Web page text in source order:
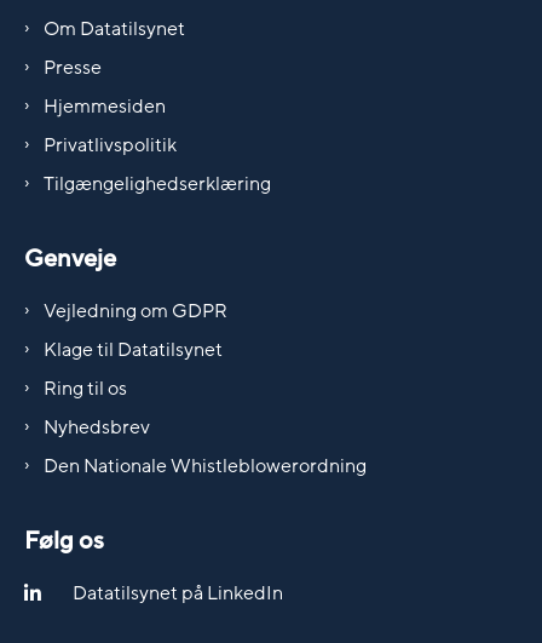
Om Datatilsynet
Presse
Hjemmesiden
Privatlivspolitik
Tilgængelighedserklæring
Genveje
Vejledning om GDPR
Klage til Datatilsynet
Ring til os
Nyhedsbrev
Den Nationale Whistleblowerordning
Følg os
Datatilsynet på LinkedIn